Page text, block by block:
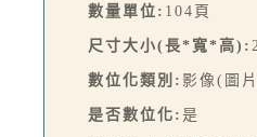
數量單位: 104頁
尺寸大小(長*寬*高):
數位化類別: 影像(圖
是否數位化: 是